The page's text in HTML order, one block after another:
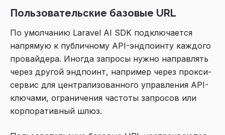
Пользовательские базовые URL
По умолчанию Laravel AI SDK подключается
напрямую к публичному API-эндпоинту каждого
провайдера. Иногда запросы нужно направлять
через другой эндпоинт, например через прокси-
сервис для централизованного управления API-
ключами, ограничения частоты запросов или
корпоративный шлюз.